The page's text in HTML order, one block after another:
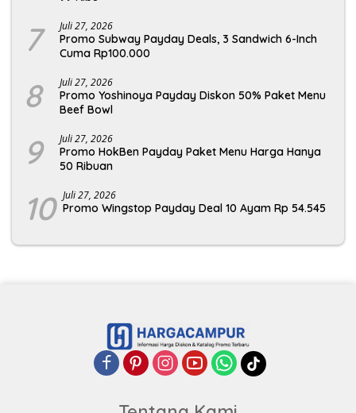
7 Juli 27, 2026
Promo Subway Payday Deals, 3 Sandwich 6-Inch
Cuma Rp100.000
8 Juli 27, 2026
Promo Yoshinoya Payday Diskon 50% Paket Menu
Beef Bowl
9 Juli 27, 2026
Promo HokBen Payday Paket Menu Harga Hanya
50 Ribuan
10 Juli 27, 2026
Promo Wingstop Payday Deal 10 Ayam Rp 54.545